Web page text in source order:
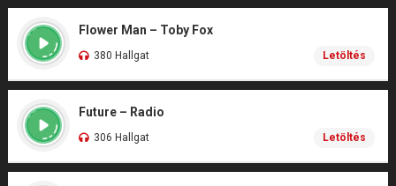
Flower Man – Toby Fox
380 Hallgat Letöltés
Future – Radio
306 Hallgat Letöltés